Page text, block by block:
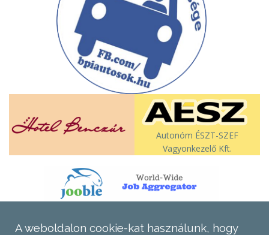
Autonóm ÉSZT-SZEF
Vagyonkezelő Kft.
A weboldalon cookie-kat használunk, hogy